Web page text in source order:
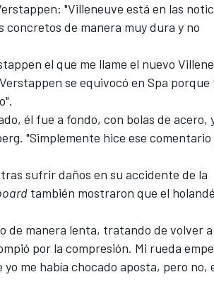
"Villeneuve está en las
de manera muy dura y no
el que me llame el nuevo
se equivocó en Spa porque
él fue a fondo, con bolas de acero,
. "Simplemente hice ese comentario
sufrir daños en su accidente de la
también mostraron que el
de manera lenta, tratando de volver a
por la compresión. Mi rueda
me había chocado aposta, pero no,